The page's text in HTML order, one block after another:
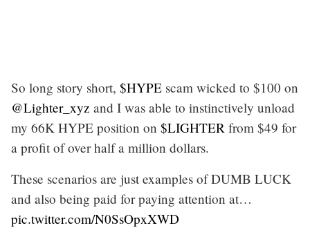
So long story short, $HYPE scam wicked to $100 on
@Lighter_xyz and I was able to instinctively unload
my 66K HYPE position on $LIGHTER from $49 for
a profit of over half a million dollars.
These scenarios are just examples of DUMB LUCK
and also being paid for paying attention at…
pic.twitter.com/N0SsOpxXWD